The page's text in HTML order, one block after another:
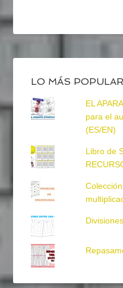
LO MÁS POPULAR
EL
para el
(ES/EN)
Libro de